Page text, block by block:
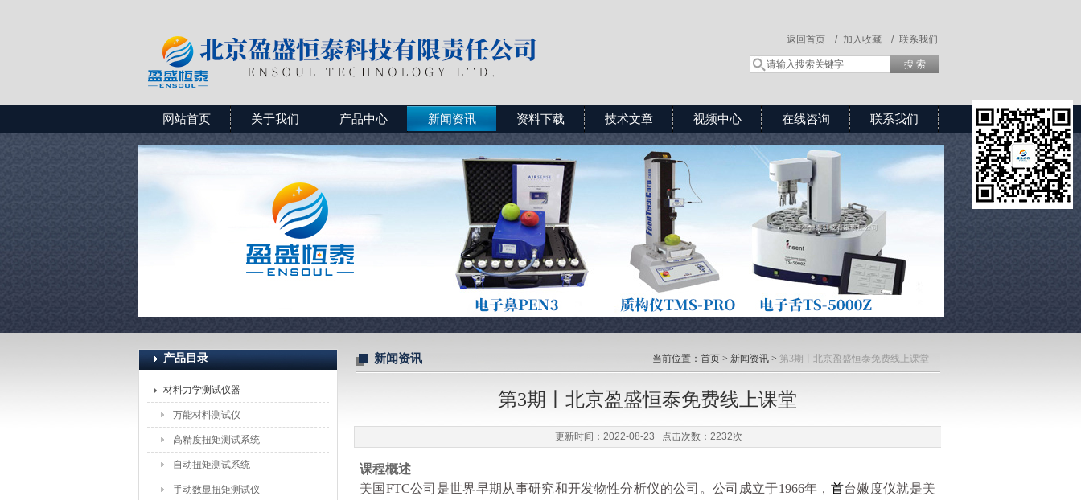
北京盈盛恒泰科技有限责任公司
联系我们
加入收藏 /
返回首页 /
网站首页 关于我们 产品中心 新闻资讯 资料下载 技术文章 视频中心 在线咨询 联系我们
产品目录
材料力学测试仪器
万能材料测试仪
高精度扭矩测试系统
自动扭矩测试系统
手动数显扭矩测试仪
新闻资讯 当前位置： 首页 > 新闻资讯 > 第3期丨北京盈盛恒泰免费线上课堂
第3期丨北京盈盛恒泰免费线上课堂
更新时间：2022-08-23 点击次数：2232次
课程概述
美国FTC公司是世界早期从事研究和开发物性分析仪的公司。公司成立于1966年， 首台嫩度仪就是美